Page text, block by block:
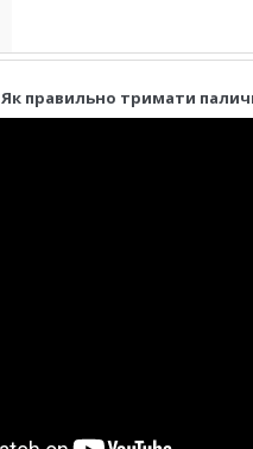
Як правильно тримати